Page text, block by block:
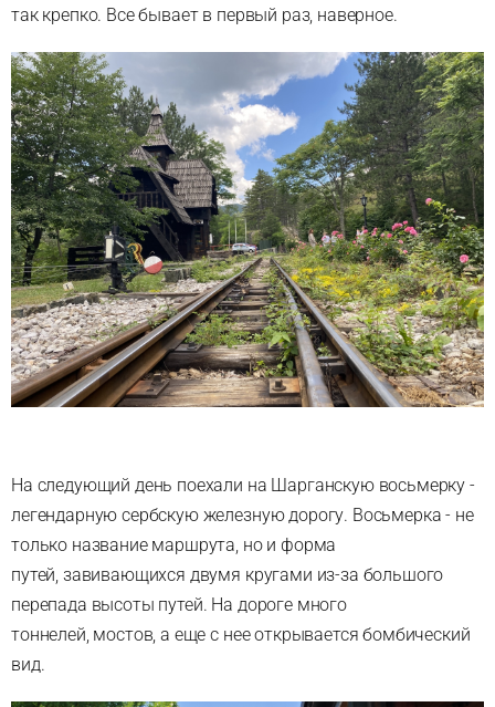
так крепко. Все бывает в первый раз, наверное.
На следующий день поехали на Шарганскую восьмерку -
легендарную сербскую железную дорогу. Восьмерка - не
только название маршрута, но и форма
путей, завивающихся двумя кругами из-за большого
перепада высоты путей. На дороге много
тоннелей, мостов, а еще с нее открывается бомбический
вид.